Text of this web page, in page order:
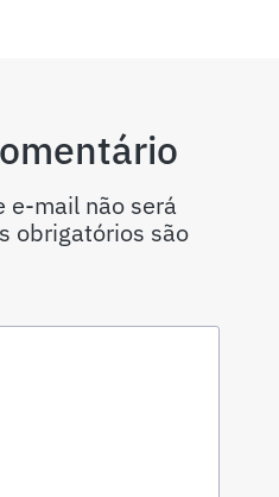
e-mail não será
obrigatórios são